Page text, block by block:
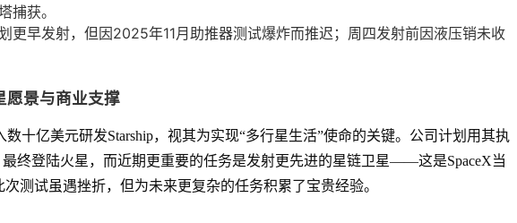
捕获。
更早发射，但因2025年11月助推器测试爆炸而推迟；周四发射前因液压销未收
愿景与商业支撑
数十亿美元研发Starship，视其为实现“多行星生活”使命的关键。公司计划用其执
终登陆火星，而近期更重要的任务是发射更先进的星链卫星——这是SpaceX当
测试虽遇挫折，但为未来更复杂的任务积累了宝贵经验。